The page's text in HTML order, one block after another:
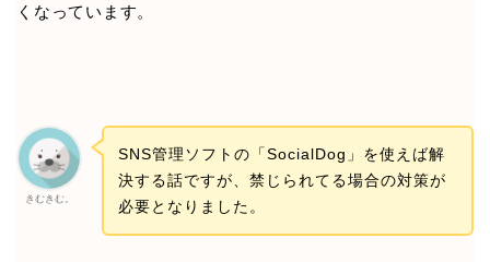
くなっています。
きむきむ。
SNS管理ソフトの「SocialDog」を使えば解
決する話ですが、禁じられてる場合の対策が
必要となりました。